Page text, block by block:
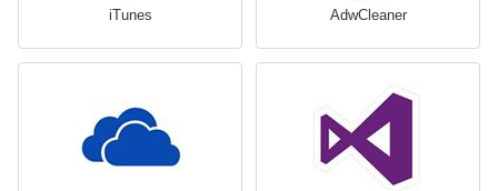
AdwCleaner
iTunes